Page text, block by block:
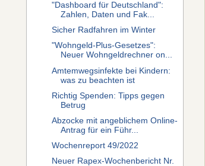
"Dashboard für Deutschland":
Zahlen, Daten und Fak...
Sicher Radfahren im Winter
"Wohngeld-Plus-Gesetzes":
Neuer Wohngeldrechner on...
Amtemwegsinfekte bei Kindern:
was zu beachten ist
Richtig Spenden: Tipps gegen
Betrug
Abzocke mit angeblichem Online-
Antrag für ein Führ...
Wochenreport 49/2022
Neuer Rapex-Wochenbericht Nr.